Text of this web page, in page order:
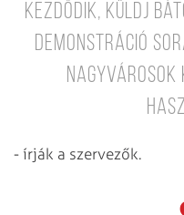
kezdődik, küldj
demonstráció
- írják a szervezők.